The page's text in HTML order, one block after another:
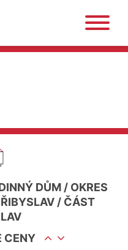
DŮM / OKRES
/ ČÁST
CENY